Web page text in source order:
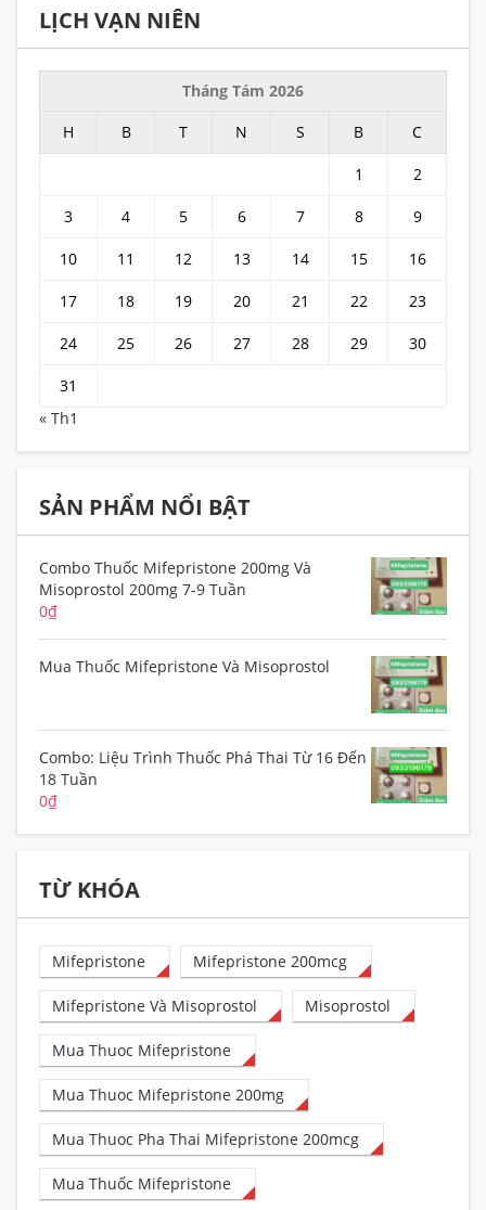
LỊCH VẠN NIÊN
Tháng Tám 2026
H
B T N S B C
1 2
3 4 5 6 7 8 9
10 11 12 13 14 15 16
17 18 19 20 21 22 23
24 25 26 27 28 29 30
31
« Th1
SẢN PHẨM NỔI BẬT
Combo Thuốc Mifepristone 200mg Và
Misoprostol 200mg 7-9 Tuần
0₫
Mua Thuốc Mifepristone Và Misoprostol
Combo: Liệu Trình Thuốc Phá Thai Từ 16 Đến
18 Tuần
0₫
TỪ KHÓA
Mifepristone Mifepristone 200mcg
Mifepristone Và Misoprostol Misoprostol
Mua Thuoc Mifepristone
Mua Thuoc Mifepristone 200mg
Mua Thuoc Pha Thai Mifepristone 200mcg
Mua Thuốc Mifepristone